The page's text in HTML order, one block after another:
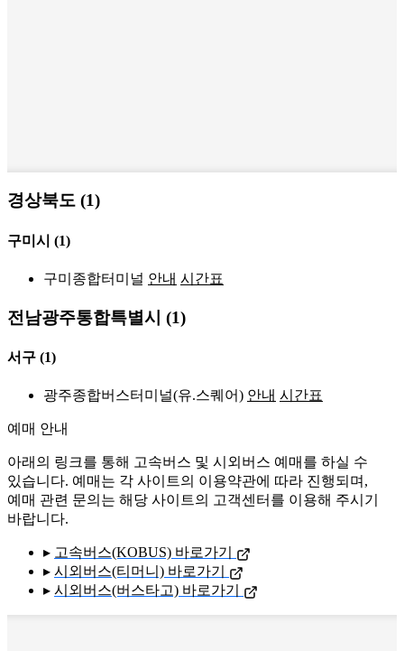
경상북도 (1)
구미시 (1)
구미종합터미널 안내 시간표
전남광주통합특별시 (1)
서구 (1)
광주종합버스터미널(유.스퀘어) 안내 시간표
예매 안내
아래의 링크를 통해 고속버스 및 시외버스 예매를 하실 수
있습니다. 예매는 각 사이트의 이용약관에 따라 진행되며,
예매 관련 문의는 해당 사이트의 고객센터를 이용해 주시기
바랍니다.
▸ 고속버스(KOBUS) 바로가기
▸ 시외버스(티머니) 바로가기
▸ 시외버스(버스타고) 바로가기